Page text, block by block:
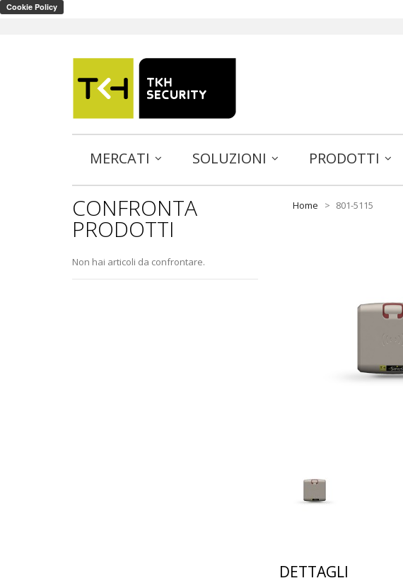
MERCATI SOLUZIONI PRODOTTI
Home > 801-5115
DETTAGLI
CONFRONTA
PRODOTTI
Non hai articoli da confrontare.